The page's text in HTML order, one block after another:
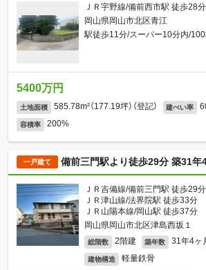
ＪＲ宇野線/備前西市駅 徒歩28分
岡山県岡山市北区青江
駅徒歩11分/スーパー10分内/
5400万円
土地面積 585.78m²（177.19坪）（登記） 建ぺい率
容積率 200%
一戸建て 備前三門駅より徒歩29分 築31年
ＪＲ吉備線/備前三門駅 徒歩29分
ＪＲ津山線/法界院駅 徒歩33分
ＪＲ山陽本線/岡山駅 徒歩37分
岡山県岡山市北区津島西坂１
総階数 2階建 築年数 31年4ヶ
建物構造 軽量鉄骨